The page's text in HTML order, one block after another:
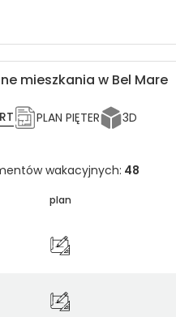
mieszkania w Bel Mare
PLAN PIĘTER 3D
wakacyjnych: 48
plan